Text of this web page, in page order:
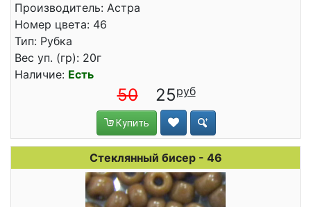
Производитель: Астра
Номер цвета: 46
Тип: Рубка
Вес уп. (гр): 20г
Наличие: Есть
50 25
Купить
Стеклянный бисер - 46